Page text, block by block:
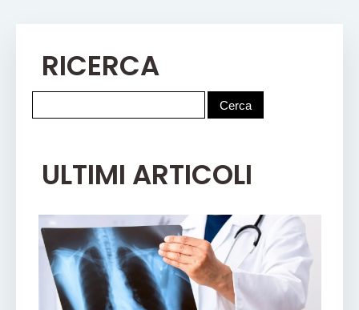
RICERCA
ULTIMI ARTICOLI